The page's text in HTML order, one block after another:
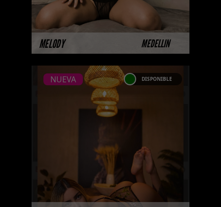
MELODY MEDELLIN
MÁS INFORMACIÓN
NUEVA DISPONIBLE
IRENE VALENCIA NUEVA
Próximamente.... Algunas de
nuestras modelos aún no tienen
porque están completando su